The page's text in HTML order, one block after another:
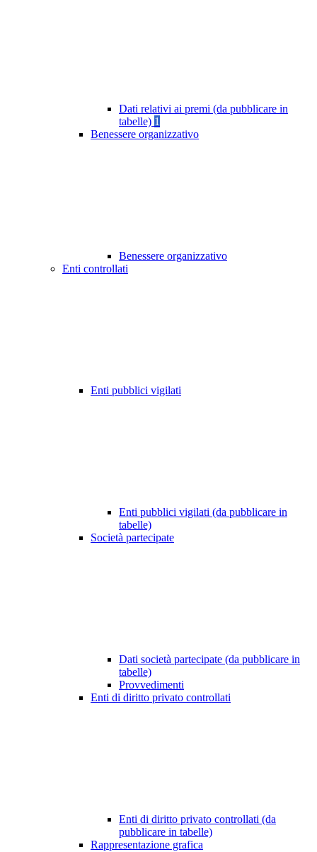
Dati relativi ai premi (da pubblicare in
tabelle) 1
Benessere organizzativo
Benessere organizzativo
Enti controllati
Enti pubblici vigilati
Enti pubblici vigilati (da pubblicare in
tabelle)
Società partecipate
Dati società partecipate (da pubblicare in
tabelle)
Provvedimenti
Enti di diritto privato controllati
Enti di diritto privato controllati (da
pubblicare in tabelle)
Rappresentazione grafica